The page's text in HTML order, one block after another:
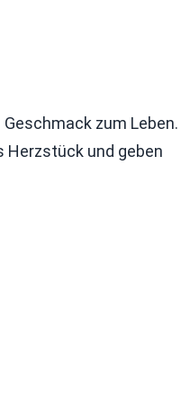
zum Leben.
Herzstück und geben